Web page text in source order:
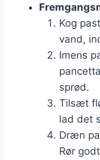
Kog
vand,
Imens
sprød.
Tilsæt
lad det
Dræn
Rør